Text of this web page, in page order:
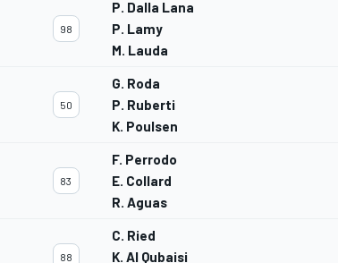
98
P. Dalla Lana
P. Lamy
M. Lauda
50
G. Roda
P. Ruberti
K. Poulsen
83
F. Perrodo
E. Collard
R. Aguas
88
C. Ried
K. Al Qubaisi